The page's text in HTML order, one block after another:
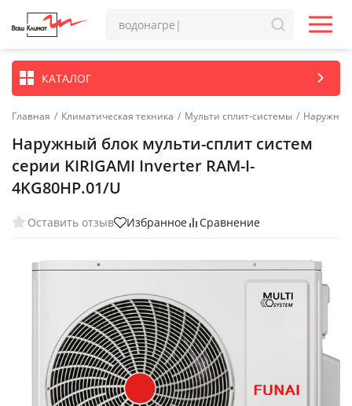
КАТАЛОГ
Главная / Климатическая техника / Мульти сплит-системы / Наружные
Наружный блок мульти-сплит систем
серии KIRIGAMI Inverter RAM-I-
4KG80HP.01/U
Оставить отзыв Избранное Сравнение